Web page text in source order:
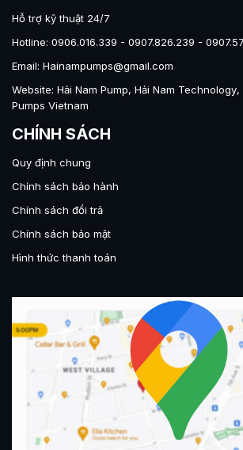
Hỗ trợ kỹ thuật 24/7
Hotline: 0906.016.339 - 0907.826.239 -
Email: Hainampumps@gmail.com
Website: Hải Nam Pump, Hải Nam Technology,
Pumps Vietnam
CHÍNH SÁCH
Quy định chung
Chính sách bảo hành
Chính sách đổi trả
Chính sách bảo mật
Hình thức thanh toán